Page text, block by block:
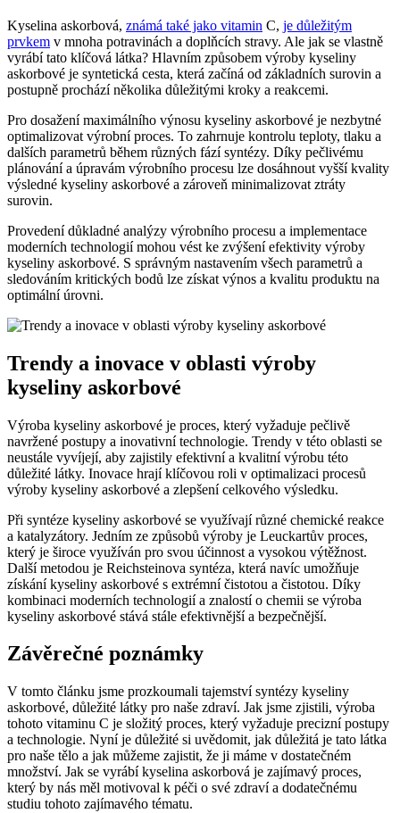
Kyselina askorbová, známá také jako vitamin C, je důležitým
prvkem v mnoha potravinách a doplňcích stravy. Ale jak se vlastně
vyrábí tato klíčová látka? Hlavním způsobem výroby kyseliny
askorbové je syntetická cesta, která začíná od základních surovin a
postupně prochází několika důležitými kroky a reakcemi.
Pro dosažení maximálního výnosu kyseliny askorbové je nezbytné
optimalizovat výrobní proces. To zahrnuje kontrolu teploty, tlaku a
dalších parametrů během různých fází syntézy. Díky pečlivému
plánování a úpravám výrobního procesu lze dosáhnout vyšší kvality
výsledné kyseliny askorbové a zároveň minimalizovat ztráty
surovin.
Provedení důkladné analýzy výrobního procesu a implementace
moderních technologií mohou vést ke zvýšení efektivity výroby
kyseliny askorbové. S správným nastavením všech parametrů a
sledováním kritických bodů lze získat výnos a kvalitu produktu na
optimální úrovni.
Trendy a inovace v oblasti výroby
kyseliny askorbové
Výroba kyseliny askorbové je proces, který vyžaduje pečlivě
navržené postupy a inovativní technologie. Trendy v této oblasti se
neustále vyvíjejí, aby zajistily efektivní a kvalitní výrobu této
důležité látky. Inovace hrají klíčovou roli v optimalizaci procesů
výroby kyseliny askorbové a zlepšení celkového výsledku.
Při syntéze kyseliny askorbové se využívají různé chemické reakce
a katalyzátory. Jedním ze způsobů výroby je Leuckartův proces,
který je široce využíván pro svou účinnost a vysokou výtěžnost.
Další metodou je Reichsteinova syntéza, která navíc umožňuje
získání kyseliny askorbové s extrémní čistotou a čistotou. Díky
kombinaci moderních technologií a znalostí o chemii se výroba
kyseliny askorbové stává stále efektivnější a bezpečnější.
Závěrečné poznámky
V tomto článku jsme prozkoumali tajemství syntézy kyseliny
askorbové, důležité látky pro naše zdraví. Jak jsme zjistili, výroba
tohoto vitaminu C je složitý proces, který vyžaduje precizní postupy
a technologie. Nyní je důležité si uvědomit, jak důležitá je tato látka
pro naše tělo a jak můžeme zajistit, že ji máme v dostatečném
množství. Jak se vyrábí kyselina askorbová je zajímavý proces,
který by nás měl motivoval k péči o své zdraví a dodatečnému
studiu tohoto zajímavého tématu.